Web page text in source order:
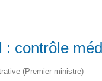
contrôle
(Premier ministre)